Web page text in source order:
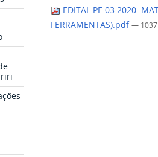
EDITAL PE 03.2020.
FERRAMENTAS).pdf— 1037